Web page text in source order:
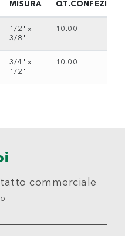
MISURA QT.CONFEZIONE
1/2" x
3/8"
10.00
3/4" x
1/2"
10.00
commerciale